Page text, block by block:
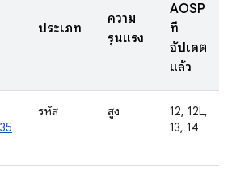
ประเภท
ความ
รุนแรง
AOSP
ที่
อัปเดต
แล้ว
รหัส สูง
12, 12L,
13, 14